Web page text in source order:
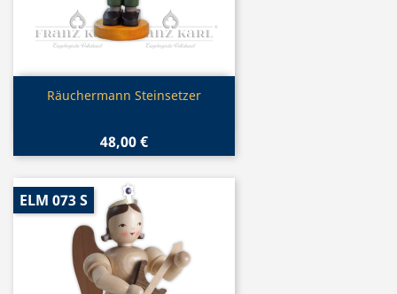
Vorschau
Räuchermann Steinsetzer
48,00 €
ELM 073 S